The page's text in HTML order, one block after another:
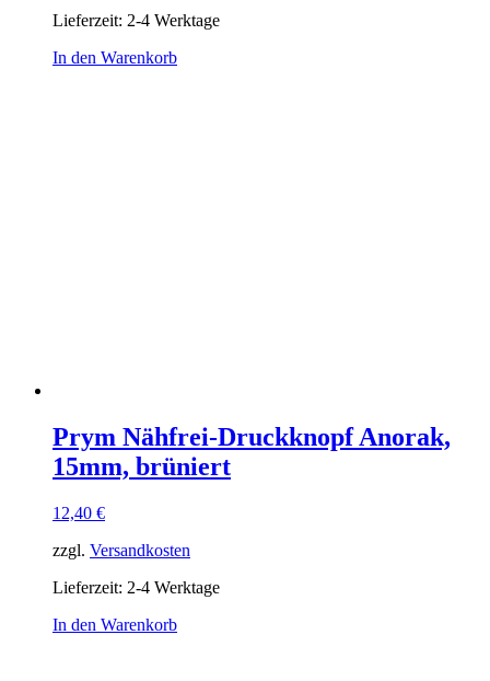
Lieferzeit: 2-4 Werktage
In den Warenkorb
Prym Nähfrei-Druckknopf Anorak,
15mm, brüniert
12,40 €
zzgl. Versandkosten
Lieferzeit: 2-4 Werktage
In den Warenkorb